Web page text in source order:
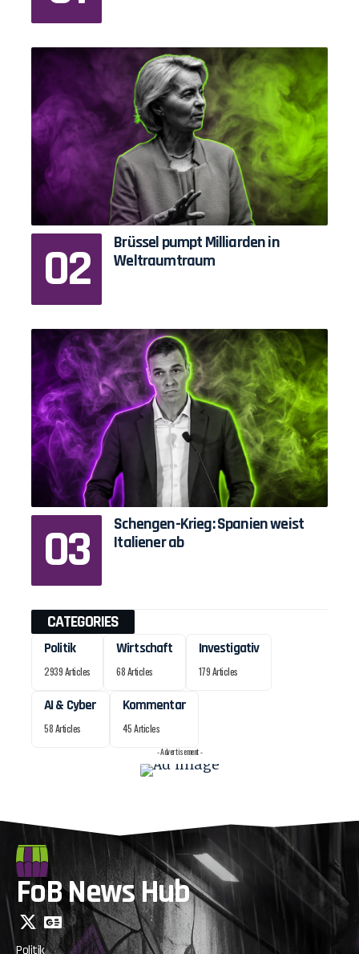
Brüssel pumpt Milliarden in
Weltraumtraum
Schengen-Krieg: Spanien weist
Italiener ab
CATEGORIES
Politik
2939 Articles
Wirtschaft
68 Articles
Investigativ
179 Articles
AI & Cyber
58 Articles
Kommentar
45 Articles
- Advertisement -
FoB News Hub
Politik